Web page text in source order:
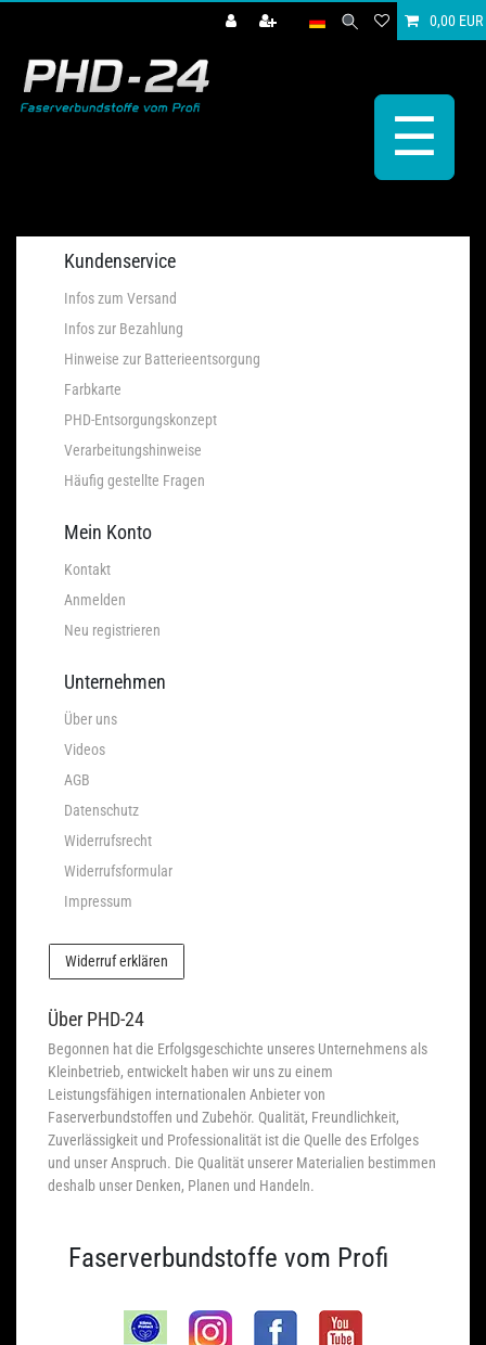
0,00 EUR
☰
Kundenservice
Infos zum Versand
Infos zur Bezahlung
Hinweise zur Batterieentsorgung
Farbkarte
PHD-Entsorgungskonzept
Verarbeitungshinweise
Häufig gestellte Fragen
Mein Konto
Kontakt
Anmelden
Neu registrieren
Unternehmen
Über uns
Videos
AGB
Datenschutz
Widerrufsrecht
Widerrufsformular
Impressum
Widerruf erklären
Über PHD-24
Begonnen hat die Erfolgsgeschichte unseres Unternehmens als
Kleinbetrieb, entwickelt haben wir uns zu einem
Leistungsfähigen internationalen Anbieter von
Faserverbundstoffen und Zubehör. Qualität, Freundlichkeit,
Zuverlässigkeit und Professionalität ist die Quelle des Erfolges
und unser Anspruch. Die Qualität unserer Materialien bestimmen
deshalb unser Denken, Planen und Handeln.
Faserverbundstoffe vom Profi